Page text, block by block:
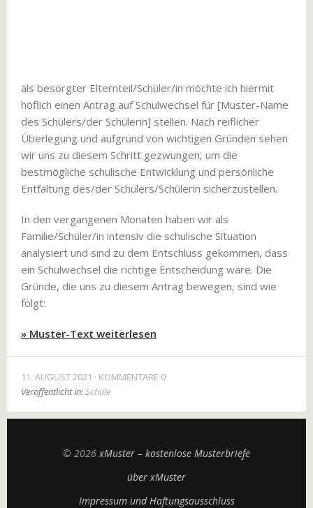
als besorgter Elternteil/Schüler/in möchte ich hiermit
höflich einen Antrag auf Schulwechsel für [Muster-Name
des Schülers/der Schülerin] stellen. Nach reiflicher
Überlegung und aufgrund von wichtigen Gründen sehen
wir uns zu diesem Schritt gezwungen, um die
bestmögliche schulische Entwicklung und persönliche
Entfaltung des/der Schülers/Schülerin sicherzustellen.
In den vergangenen Monaten haben wir als
Familie/Schüler/in intensiv die schulische Situation
analysiert und sind zu dem Entschluss gekommen, dass
ein Schulwechsel die richtige Entscheidung wäre. Die
Gründe, die uns zu diesem Antrag bewegen, sind wie
folgt:
» Muster-Text weiterlesen
11. AUGUST 2021
KOMMENTARE 0
Veröffentlicht in:Schule
© 2026xMuster – kostenlose Musterbriefe
über xMuster
Impressum und Haftungsausschluss